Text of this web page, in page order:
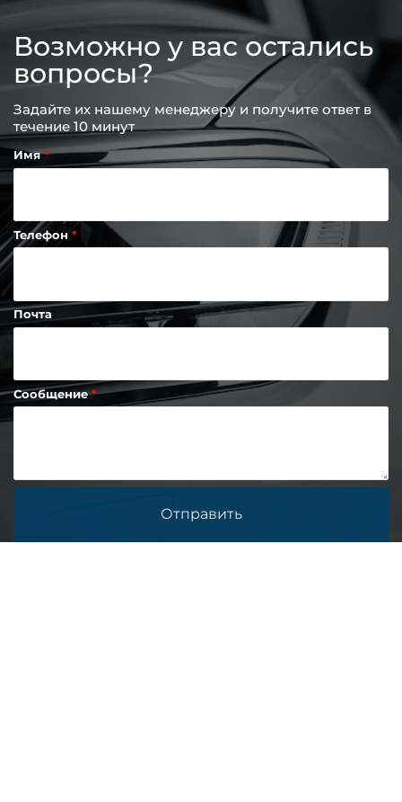
Возможно у вас остались
вопросы?
Задайте их нашему менеджеру и получите ответ в
течение 10 минут
Имя
Телефон
Почта
Сообщение